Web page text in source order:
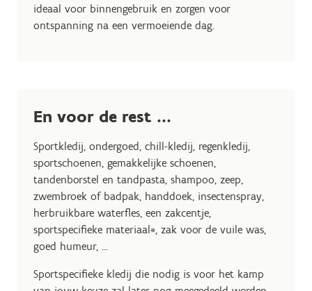
ideaal voor binnengebruik en zorgen voor
ontspanning na een vermoeiende dag.
En voor de rest ...
Sportkledij, ondergoed, chill-kledij, regenkledij,
sportschoenen, gemakkelijke schoenen,
tandenborstel en tandpasta, shampoo, zeep,
zwembroek of badpak, handdoek, insectenspray,
herbruikbare waterfles, een zakcentje,
sportspecifieke materiaal*, zak voor de vuile was,
goed humeur, ...
Sportspecifieke kledij die nodig is voor het kamp